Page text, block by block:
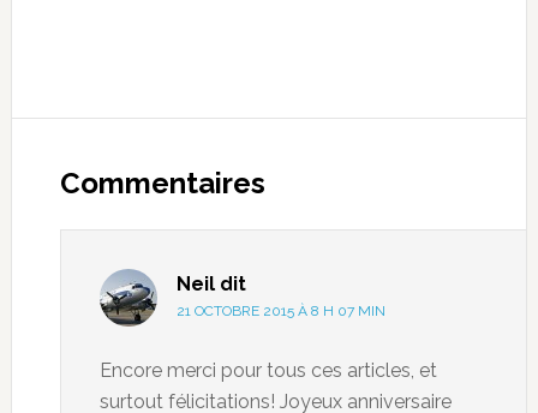
Commentaires
Neil dit
21 OCTOBRE 2015 À 8 H 07 MIN
Encore merci pour tous ces articles, et
surtout félicitations! Joyeux anniversaire